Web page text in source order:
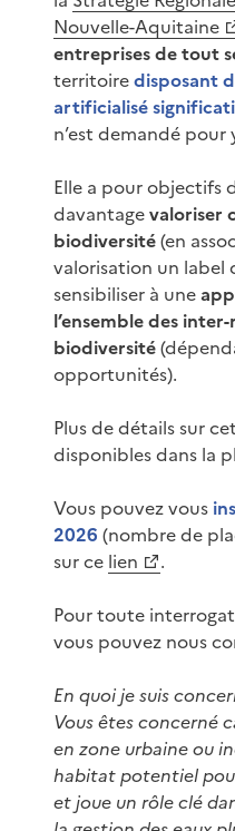
Nouvelle-Aquitaine
entreprises de tout
territoiredisposant
artificialisé
n’est demandé pour
Elle a pour objectifs
davantagevaloriser
biodiversité(en
valorisation un label
sensibiliser à une
l’ensemble des
biodiversité
opportunités).
Plus de détails sur
disponibles dans la
Vous pouvez vous
2026 (nombre de
sur ce lien
.
Pour toute
vous pouvez nous
En quoi je suis
Vous êtes concerné
en zone urbaine ou
habitat potentiel
et joue un rôle clé